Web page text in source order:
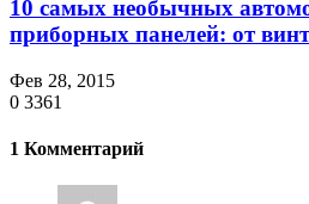
10 самых необычных
приборных панелей: от
Фев 28, 2015
0 3361
1 Комментарий